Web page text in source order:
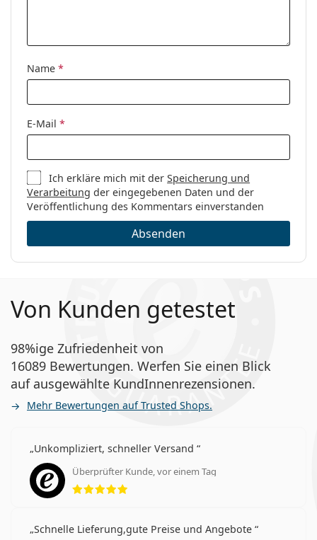
Code:
0BV4155B 501 54
Name *
E-Mail *
Ich erkläre mich mit derSpeicherung und
Verarbeitung der eingegebenen Daten und der
Veröffentlichung des Kommentars einverstanden
Absenden
Von Kunden getestet
98%ige Zufriedenheit von
16089 Bewertungen. Werfen Sie einen Blick
auf ausgewählte KundInnenrezensionen.
Mehr Bewertungen auf Trusted Shops.
Unkompliziert, schneller Versand
Überprüfter Kunde, vor einem Tag
Bewertung 5 aus 5
Schnelle Lieferung,gute Preise und Angebote